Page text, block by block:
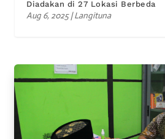
Diadakan di 27 Lokasi Berbeda
Aug 6, 2025|Langituna